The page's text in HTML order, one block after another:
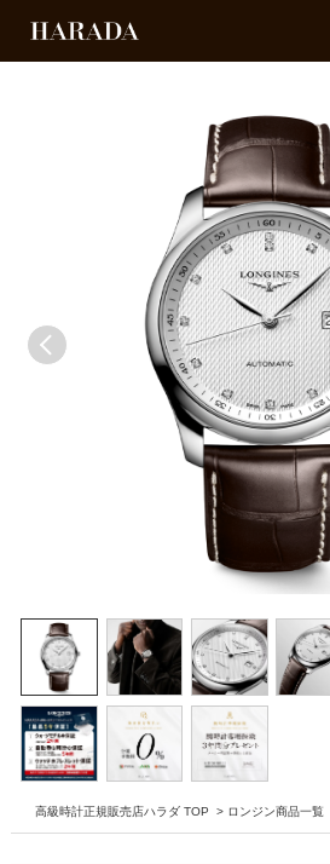
高級時計正規販売店ハラダ TOP > ロンジン商品一覧